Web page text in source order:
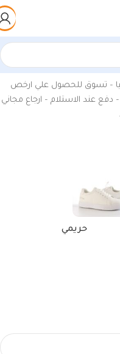
اون لاين”
– تسوق للحصول علي ارخص
عند الاستلام – ارجاع مجاني
حريمي